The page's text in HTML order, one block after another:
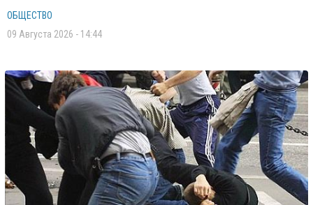
ОБЩЕСТВО
09 Августа 2026 - 14:44